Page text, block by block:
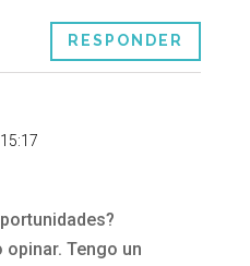
RESPONDER
opinar. Tengo un